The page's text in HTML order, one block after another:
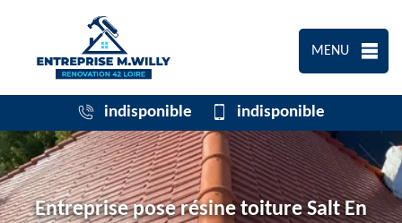
MENU
indisponible indisponible
Entreprise pose résine toiture Salt En